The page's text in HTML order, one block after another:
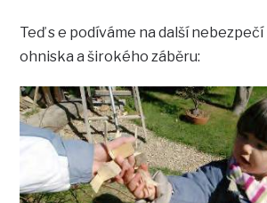
Teď s e podíváme na další
ohniska a širokého záběru: